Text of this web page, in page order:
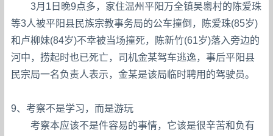
3月1日晚9点多，家住温州平阳万全镇吴嶴村的陈爱珠
等3人被平阳县民族宗教事务局的公车撞倒，陈爱珠(85岁)
和卢柳妹(84岁)不幸被当场撞死，陈新竹(61岁)落入旁边的
河中，捞起时也已死亡，司机金某驾车逃逸，事后平阳县
民宗局一名负责人表示，金某是该局临时聘用的驾驶员。
9、考察不是学习，而是游玩
考察本应该不是件容易的事情，它该是很辛苦和负有